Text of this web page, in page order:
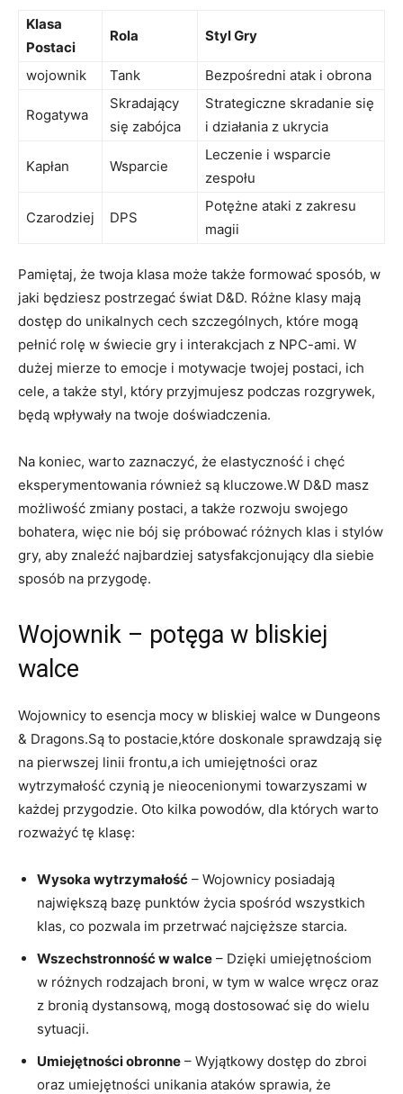
Klasa
Postaci
Rola Styl Gry
wojownik Tank Bezpośredni atak i obrona
Rogatywa
Skradający
się zabójca
Strategiczne skradanie się
i działania z ukrycia
Kapłan Wsparcie
Leczenie i wsparcie
zespołu
Czarodziej DPS
Potężne ataki z zakresu
magii
Pamiętaj, że twoja klasa może także formować sposób, w
jaki będziesz postrzegać świat D&D. Różne klasy mają
dostęp do unikalnych cech szczególnych, które mogą
pełnić rolę w świecie gry i interakcjach z NPC-ami. W
dużej mierze to emocje i motywacje twojej postaci, ich
cele, a także styl, który przyjmujesz podczas rozgrywek,
będą wpływały na twoje doświadczenia.
Na koniec, warto zaznaczyć, że elastyczność i chęć
eksperymentowania również są kluczowe.W D&D masz
możliwość zmiany postaci, a także rozwoju swojego
bohatera, więc nie bój się próbować różnych klas i stylów
gry, aby znaleźć najbardziej satysfakcjonujący dla siebie
sposób na przygodę.
Wojownik – potęga w bliskiej
walce
Wojownicy to esencja mocy w bliskiej walce w Dungeons
& Dragons.Są to postacie,które doskonale sprawdzają się
na pierwszej linii frontu,a ich umiejętności oraz
wytrzymałość czynią je nieocenionymi towarzyszami w
każdej przygodzie. Oto kilka powodów, dla których warto
rozważyć tę klasę:
Wysoka wytrzymałość – Wojownicy posiadają
największą bazę punktów życia spośród wszystkich
klas, co pozwala im przetrwać najcięższe starcia.
Wszechstronność w walce – Dzięki umiejętnościom
w różnych rodzajach broni, w tym w walce wręcz oraz
z bronią dystansową, mogą dostosować się do wielu
sytuacji.
Umiejętności obronne – Wyjątkowy dostęp do zbroi
oraz umiejętności unikania ataków sprawia, że